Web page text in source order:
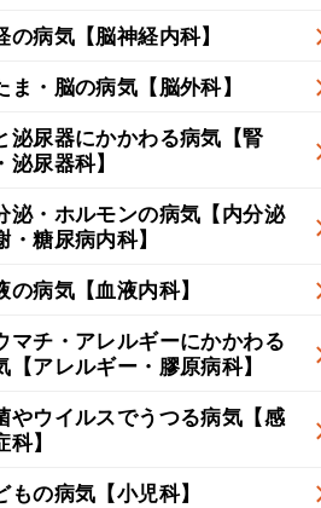
の病気【脳神経内科】
ま・脳の病気【脳外科】
泌尿器にかかわる病気【腎
泌尿器科】
泌・ホルモンの病気【内分泌
・糖尿病内科】
の病気【血液内科】
マチ・アレルギーにかかわる
【アレルギー・膠原病科】
やウイルスでうつる病気【感
科】
もの病気【小児科】